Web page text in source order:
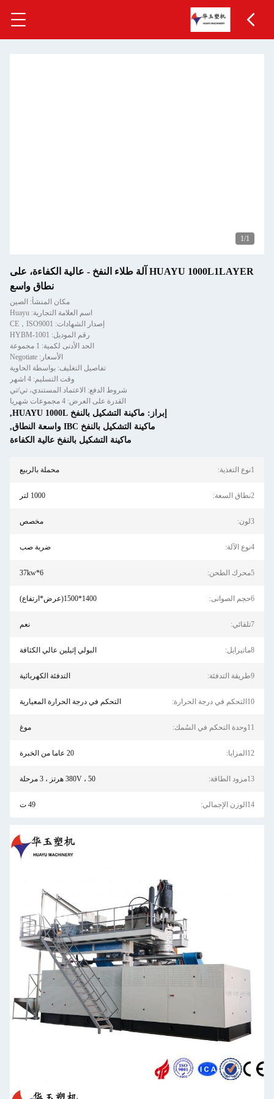
1/1
HUAYU 1000L1LAYER آلة طلاء النفخ - عالية الكفاءة، على
نطاق واسع
مكان المنشأ: الصين
اسم العلامة التجارية: Huayu
إصدار الشهادات: CE，ISO9001
رقم الموديل: HYBM-1001
الحد الأدنى لكمية: 1 مجموعة
الأسعار: Negotiate
تفاصيل التغليف: بواسطة الحاوية
وقت التسليم: 4 اشهر
شروط الدفع: الاعتماد المستندي، تي/تي
القدرة على العرض: 4 مجموعات شهريا
إبراز: ماكينة التشكيل بالنفخ HUAYU 1000L
,
ماكينة التشكيل بالنفخ IBC واسعة النطاق
,
ماكينة التشكيل بالنفخ عالية الكفاءة
1نوع التغذية: محملة بالربيع
2نطاق السعة: 1000 لتر
3لون: مخصص
4نوع الآلة: ضربة صب
5محرك الطحن: 37kw*6
6حجم الصوانى: 1400*1500(عرض*ارتفاع)
7تلقائي: نعم
8ماتيرايل: البولي إثيلين عالي الكثافة
9طريقة التدفئة: التدفئة الكهربائية
10التحكم في درجة الحرارة: التحكم في درجة الحرارة المعيارية
11وحدة التحكم في السُمك: موغ
12المزايا: 20 عاما من الخبرة
13مزود الطاقة: 380V ، 50 هرتز ، 3 مرحلة
14الوزن الإجمالي: 49 ت